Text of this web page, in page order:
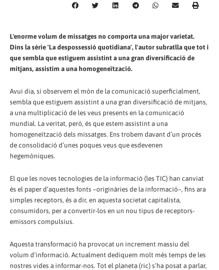
L'enorme volum de missatges no comporta una major varietat.
Dins la sèrie 'La despossessió quotidiana', l'autor subratlla que tot i
que sembla que estiguem assistint a una gran diversificació de
mitjans, assistim a una homogeneïtzació.
Avui dia, si observem el món de la comunicació superficialment,
sembla que estiguem assistint a una gran diversificació de mitjans,
a una multiplicació de les veus presents en la comunicació
mundial. La veritat, però, és que estem assistint a una
homogeneïtzació dels missatges. Ens trobem davant d’un procés
de consolidació d’unes poques veus que esdevenen
hegemòniques.
El que les noves tecnologies de la informació (les TIC) han canviat
és el paper d’aquestes fonts –originàries de la informació–, fins ara
simples receptors, és a dir, en aquesta societat capitalista,
consumidors, per a convertir-los en un nou tipus de receptors-
emissors compulsius.
Aquesta transformació ha provocat un increment massiu del
volum d’informació. Actualment dediquem molt més temps de les
nostres vides a informar-nos. Tot el planeta (ric) s’ha posat a parlar,